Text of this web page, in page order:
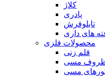
کلاژ
پادری
تابلوفرش
های داری
محصولات فلزی
قلم زنی
مسی
مسی